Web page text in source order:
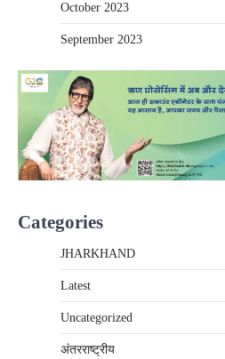
October 2023
September 2023
Categories
JHARKHAND
Latest
Uncategorized
अंतरराष्‍ट्रीय